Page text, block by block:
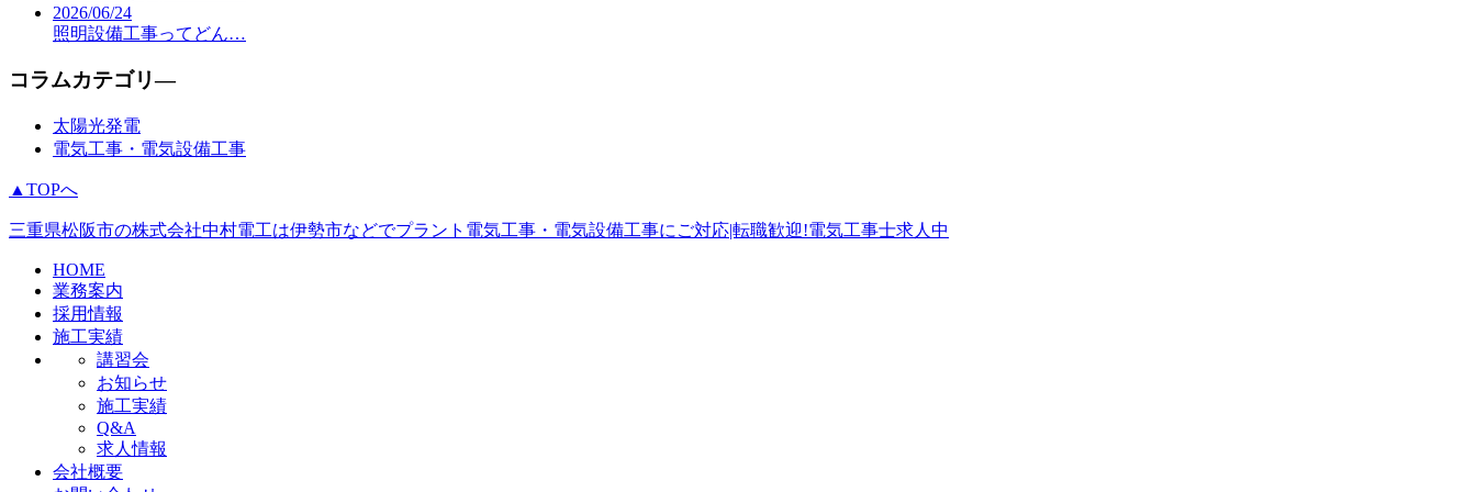
2026/06/24
照明設備工事ってどん…
コラムカテゴリ―
太陽光発電
電気工事・電気設備工事
▲TOPへ
三重県松阪市の株式会社中村電工は伊勢市などでプラント電気工事・電気設備工事にご対応|転職歓迎!電気工事士求人中
HOME
業務案内
採用情報
施工実績
講習会
お知らせ
施工実績
Q&A
求人情報
会社概要